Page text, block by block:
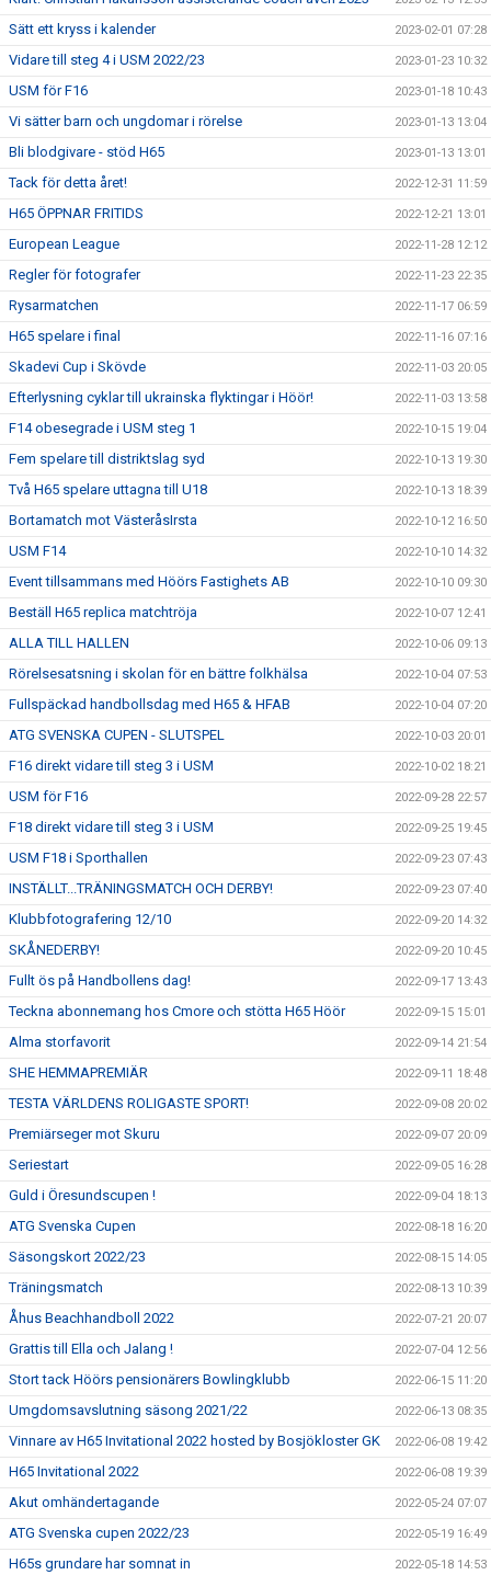
Sätt ett kryss i kalender 2023-02-01 07:28
Vidare till steg 4 i USM 2022/23 2023-01-23 10:32
USM för F16 2023-01-18 10:43
Vi sätter barn och ungdomar i rörelse 2023-01-13 13:04
Bli blodgivare - stöd H65 2023-01-13 13:01
Tack för detta året! 2022-12-31 11:59
H65 ÖPPNAR FRITIDS 2022-12-21 13:01
European League 2022-11-28 12:12
Regler för fotografer 2022-11-23 22:35
Rysarmatchen 2022-11-17 06:59
H65 spelare i final 2022-11-16 07:16
Skadevi Cup i Skövde 2022-11-03 20:05
Efterlysning cyklar till ukrainska flyktingar i Höör! 2022-11-03 13:58
F14 obesegrade i USM steg 1 2022-10-15 19:04
Fem spelare till distriktslag syd 2022-10-13 19:30
Två H65 spelare uttagna till U18 2022-10-13 18:39
Bortamatch mot VästeråsIrsta 2022-10-12 16:50
USM F14 2022-10-10 14:32
Event tillsammans med Höörs Fastighets AB 2022-10-10 09:30
Beställ H65 replica matchtröja 2022-10-07 12:41
ALLA TILL HALLEN 2022-10-06 09:13
Rörelsesatsning i skolan för en bättre folkhälsa 2022-10-04 07:53
Fullspäckad handbollsdag med H65 & HFAB 2022-10-04 07:20
ATG SVENSKA CUPEN - SLUTSPEL 2022-10-03 20:01
F16 direkt vidare till steg 3 i USM 2022-10-02 18:21
USM för F16 2022-09-28 22:57
F18 direkt vidare till steg 3 i USM 2022-09-25 19:45
USM F18 i Sporthallen 2022-09-23 07:43
INSTÄLLT...TRÄNINGSMATCH OCH DERBY! 2022-09-23 07:40
Klubbfotografering 12/10 2022-09-20 14:32
SKÅNEDERBY! 2022-09-20 10:45
Fullt ös på Handbollens dag! 2022-09-17 13:43
Teckna abonnemang hos Cmore och stötta H65 Höör 2022-09-15 15:01
Alma storfavorit 2022-09-14 21:54
SHE HEMMAPREMIÄR 2022-09-11 18:48
TESTA VÄRLDENS ROLIGASTE SPORT! 2022-09-08 20:02
Premiärseger mot Skuru 2022-09-07 20:09
Seriestart 2022-09-05 16:28
Guld i Öresundscupen ! 2022-09-04 18:13
ATG Svenska Cupen 2022-08-18 16:20
Säsongskort 2022/23 2022-08-15 14:05
Träningsmatch 2022-08-13 10:39
Åhus Beachhandboll 2022 2022-07-21 20:07
Grattis till Ella och Jalang ! 2022-07-04 12:56
Stort tack Höörs pensionärers Bowlingklubb 2022-06-15 11:20
Umgdomsavslutning säsong 2021/22 2022-06-13 08:35
Vinnare av H65 Invitational 2022 hosted by Bosjökloster GK 2022-06-08 19:42
H65 Invitational 2022 2022-06-08 19:39
Akut omhändertagande 2022-05-24 07:07
ATG Svenska cupen 2022/23 2022-05-19 16:49
H65s grundare har somnat in 2022-05-18 14:53